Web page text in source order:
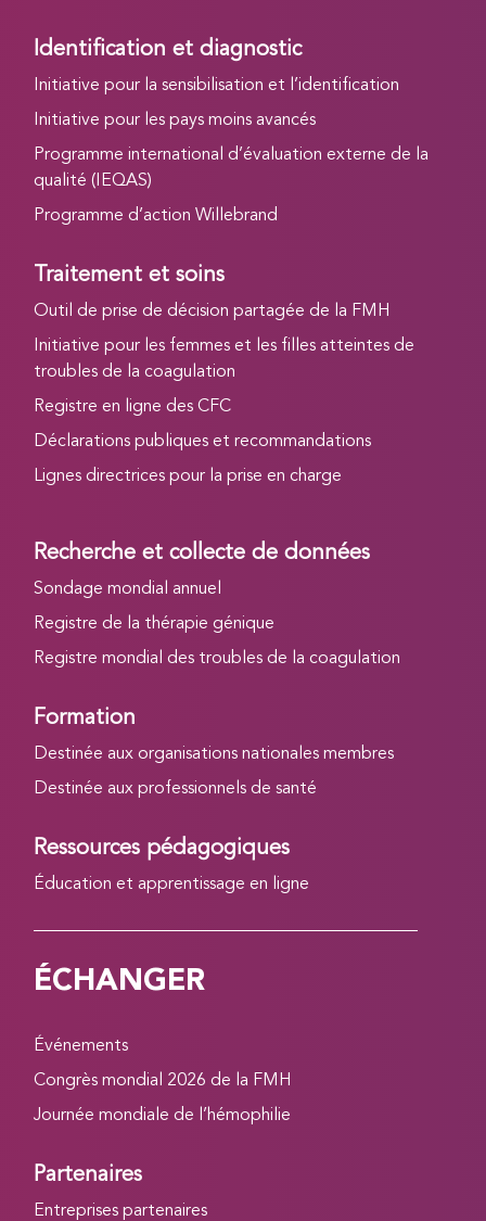
Identification et diagnostic
Initiative pour la sensibilisation et l’identification
Initiative pour les pays moins avancés
Programme international d’évaluation externe de la
qualité (IEQAS)
Programme d’action Willebrand
Traitement et soins
Outil de prise de décision partagée de la FMH
Initiative pour les femmes et les filles atteintes de
troubles de la coagulation
Registre en ligne des CFC
Déclarations publiques et recommandations
Lignes directrices pour la prise en charge
Recherche et collecte de données
Sondage mondial annuel
Registre de la thérapie génique
Registre mondial des troubles de la coagulation
Formation
Destinée aux organisations nationales membres
Destinée aux professionnels de santé
Ressources pédagogiques
Éducation et apprentissage en ligne
ÉCHANGER
Événements
Congrès mondial 2026 de la FMH
Journée mondiale de l’hémophilie
Partenaires
Entreprises partenaires